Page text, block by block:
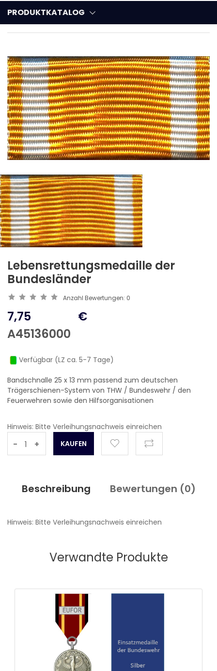
PRODUKTKATALOG
Lebensrettungsmedaille der
Bundesländer
Anzahl Bewertungen: 0
7,75
A45136000
€
Verfügbar (LZ ca. 5-7 Tage)
Bandschnalle 25 x 13 mm passend zum deutschen
Trägerschienen-System von THW / Bundeswehr / den
Feuerwehren sowie den Hilfsorganisationen
Hinweis: Bitte Verleihungsnachweis einreichen
- +
Beschreibung Bewertungen (0)
Hinweis: Bitte Verleihungsnachweis einreichen
Verwandte Produkte